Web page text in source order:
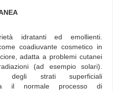
idratanti ed emollienti.
coadiuvante cosmetico in
adatta a problemi cutanei
(ad esempio solari).
degli strati superficiali
il normale processo di